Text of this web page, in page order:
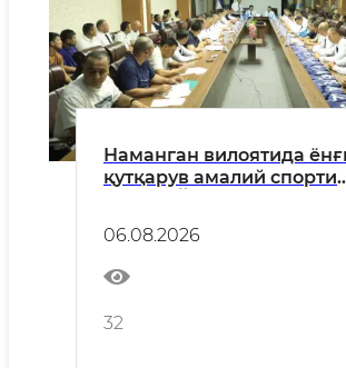
Наманган вилоятида
қутқарув амалий спорти
чемпионатига қуръа
ташланди
06.08.2026
32